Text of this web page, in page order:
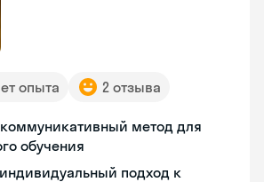
опыта 2 отзыва
коммуникативный метод для
обучения
подход к